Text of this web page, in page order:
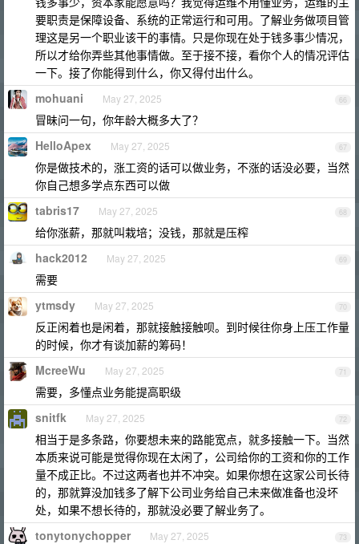
要职责是保障设备、系统的正常运行和可用。了解业务做项目管
理这是另一个职业该干的事情。只是你现在处于钱多事少情况，
所以才给你弄些其他事情做。至于接不接，看你个人的情况评估
一下。接了你能得到什么，你又得付出什么。
66
mohuani May 27, 2025
冒昧问一句，你年龄大概多大了？
67
HelloApex May 27, 2025
你是做技术的，涨工资的话可以做业务，不涨的话没必要，当然
你自己想多学点东西可以做
68
tabris17 May 27, 2025
给你涨薪，那就叫栽培；没钱，那就是压榨
69
hack2012 May 27, 2025
需要
70
ytmsdy May 27, 2025
反正闲着也是闲着，那就接触接触呗。到时候往你身上压工作量
的时候，你才有谈加薪的筹码！
71
McreeWu May 27, 2025
需要，多懂点业务能提高职级
72
snitfk May 27, 2025
相当于是多条路，你要想未来的路能宽点，就多接触一下。当然
本质来说可能是觉得你现在太闲了，公司给你的工资和你的工作
量不成正比。不过这两者也并不冲突。如果你想在这家公司长待
的，那就算没加钱多了解下公司业务给自己未来做准备也没坏
处，如果不想长待的，那就没必要了解业务了。
73
tonytonychopper May 27, 2025